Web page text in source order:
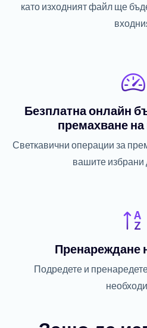
като изходният файл ще
Безплатна онлайн
премахване
Светкавични операции за
вашите избрани
Пренареждане
Подредете и